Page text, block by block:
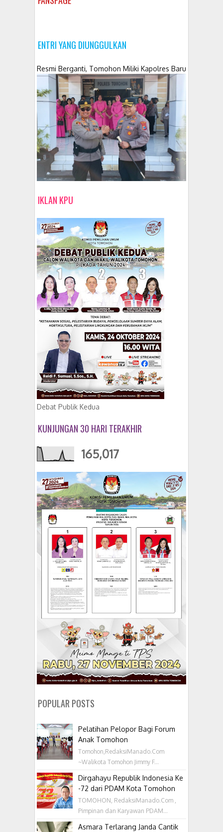
ENTRI YANG DIUNGGULKAN
Resmi Berganti, Tomohon Miliki Kapolres Baru
IKLAN KPU
Debat Publik Kedua
KUNJUNGAN 30 HARI TERAKHIR
165,017
POPULAR POSTS
Pelatihan Pelopor Bagi Forum
Anak Tomohon
Tomohon,RedaksiManado.Com
~Walikota Tomohon Jimmy F...
Dirgahayu Republik Indonesia Ke
-72 dari PDAM Kota Tomohon
TOMOHON, RedaksiManado.Com ,
Pimpinan dan Karyawan PDAM...
Asmara Terlarang Janda Cantik